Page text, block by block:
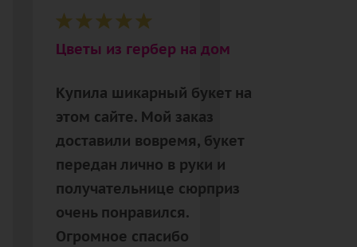
Цветы из гербер на дом
Купила шикарный букет на
этом сайте. Мой заказ
доставили вовремя, букет
передан лично в руки и
получательнице сюрприз
очень понравился.
Огромное спасибо